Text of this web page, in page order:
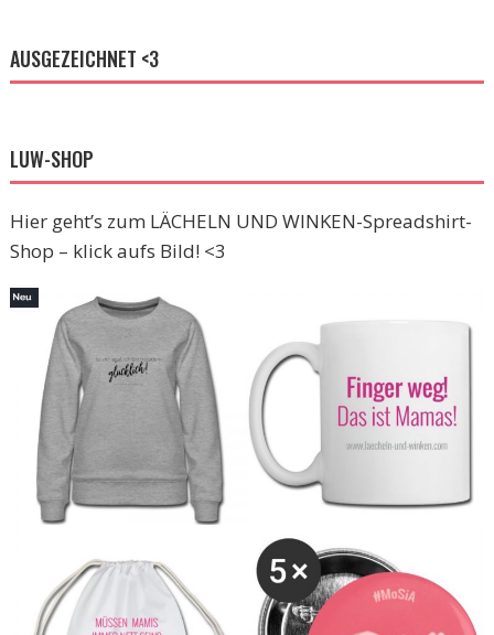
AUSGEZEICHNET <3
LUW-SHOP
Hier geht’s zum LÄCHELN UND WINKEN-Spreadshirt-
Shop – klick aufs Bild! <3